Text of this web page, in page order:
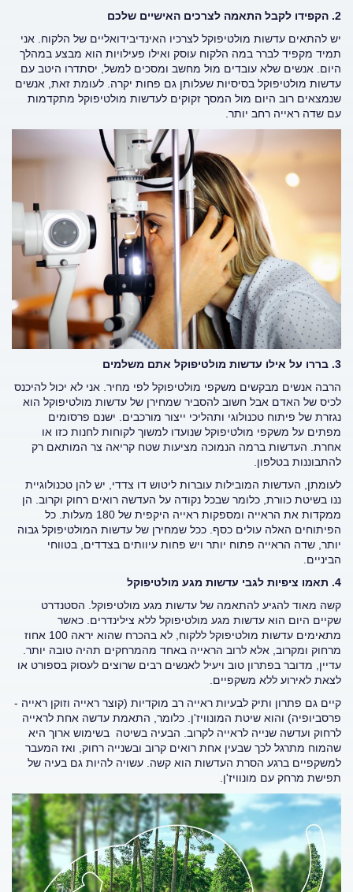
2. הקפידו לקבל התאמה לצרכים האישיים שלכם
יש להתאים עדשות מולטיפוקל לצרכיו האינדיבידואליים של הלקוח. אני
תמיד מקפיד לברר במה הלקוח עוסק ואילו פעילויות הוא מבצע במהלך
היום. אנשים שלא עובדים מול מחשב ומסכים למשל, יסתדרו היטב עם
עדשות מולטיפוקל בסיסיות שעלותן גם פחות יקרה. לעומת זאת, אנשים
שנמצאים רוב היום מול המסך זקוקים לעדשות מולטיפוקל מתקדמות
עם שדה ראייה רחב יותר.
3. בררו על אילו עדשות מולטיפוקל אתם משלמים
הרבה אנשים מבקשים משקפי מולטיפוקל לפי מחיר. אני לא יכול להיכנס
לכיס של האדם אבל חשוב להסביר שמחירן של עדשות מולטיפוקל הוא
נגזרת של פיתוח טכנולוגי ותהליכי ייצור מורכבים. ישנם פרסומים
מפתים על משקפי מולטיפוקל שנועדו למשוך לקוחות לחנות כזו או
אחרת. העדשות ברמה הנמוכה מציעות שטח קריאה צר המותאם רק
להתבוננות בטלפון.
לעומתן, העדשות המובילות עוברות ליטוש דו צדדי, יש להן טכנולוגיית
ננו בשיטת כוורת, כלומר שבכל נקודה על העדשה רואים רחוק וקרוב. הן
ממקדות את הראייה ומספקות ראייה היקפית של 180 מעלות. כל
הפיתוחים האלה עולים כסף. ככל שמחירן של עדשות המולטיפוקל גבוה
יותר, שדה הראייה פתוח יותר ויש פחות עיוותים בצדדים, בטווחי
הביניים.
4. תאמו ציפיות לגבי עדשות מגע מולטיפוקל
קשה מאוד להגיע להתאמה של עדשות מגע מולטיפוקל. הסטנדרט
שקיים היום הוא עדשות מגע מולטיפוקל ללא צילינדרים. כאשר
מתאימים עדשות מולטיפוקל ללקוח, לא בהכרח שהוא יראה 100 אחוז
מרחוק ומקרוב, אלא לרוב הראייה באחד מהמרחקים תהיה טובה יותר.
עדיין, מדובר בפתרון טוב ויעיל לאנשים רבים שרוצים לעסוק בספורט או
לצאת לאירוע ללא משקפיים.
קיים גם פתרון ותיק לבעיות ראייה רב מוקדיות (קוצר ראייה וזוקן ראייה -
פרסביופיה) והוא שיטת המונוויז'ן. כלומר, התאמת עדשה אחת לראייה
לרחוק ועדשה שנייה לראייה לקרוב. הבעיה בשיטה בשימוש ארוך היא
שהמוח מתרגל לכך שבעין אחת רואים קרוב ובשנייה רחוק, ואז המעבר
למשקפיים ברגע הסרת העדשות הוא קשה. עשויה להיות גם בעיה של
תפישת מרחק עם מונוויז'ן.